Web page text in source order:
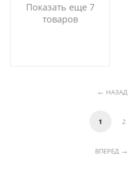
Показать еще 7
товаров
НАЗАД
1 2
ВПЕРЕД